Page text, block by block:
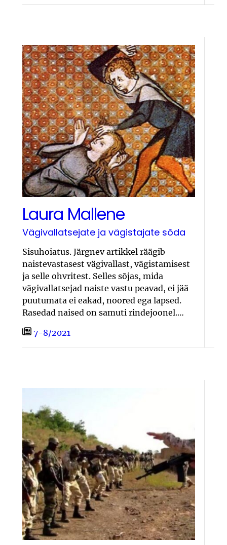
Laura Mallene
Vägivallatsejate ja vägistajate sõda
Sisuhoiatus. Järgnev artikkel räägib
naistevastasest vägivallast, vägistamisest
ja selle ohvritest. Selles sõjas, mida
vägivallatsejad naiste vastu peavad, ei jää
puutumata ei eakad, noored ega lapsed.
Rasedad naised on samuti rindejoonel.…
7-8/2021